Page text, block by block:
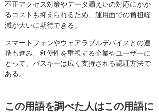
不正アクセス対策やデータ漏えいの対応にかか
るコストも抑えられるため、運用面での負担軽
減が大いに期待できる。
スマートフォンやウェアラブルデバイスとの連
携も進み、利便性を重視する企業やユーザーに
とって、パスキーは広く支持される認証方法で
ある。
この用語を調べた人はこの用語に